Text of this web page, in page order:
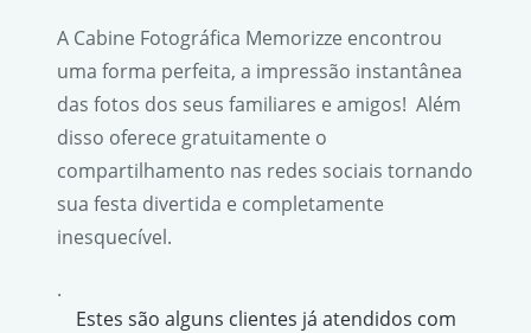
A Cabine Fotográfica Memorizze encontrou
uma forma perfeita, a impressão instantânea
das fotos dos seus familiares e amigos! Além
disso oferece gratuitamente o
compartilhamento nas redes sociais tornando
sua festa divertida e completamente
inesquecível.
.
Estes são alguns clientes já atendidos com